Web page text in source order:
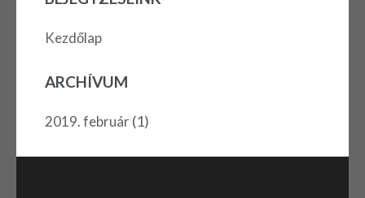
Kezdőlap
ARCHÍVUM
2019. február(1)